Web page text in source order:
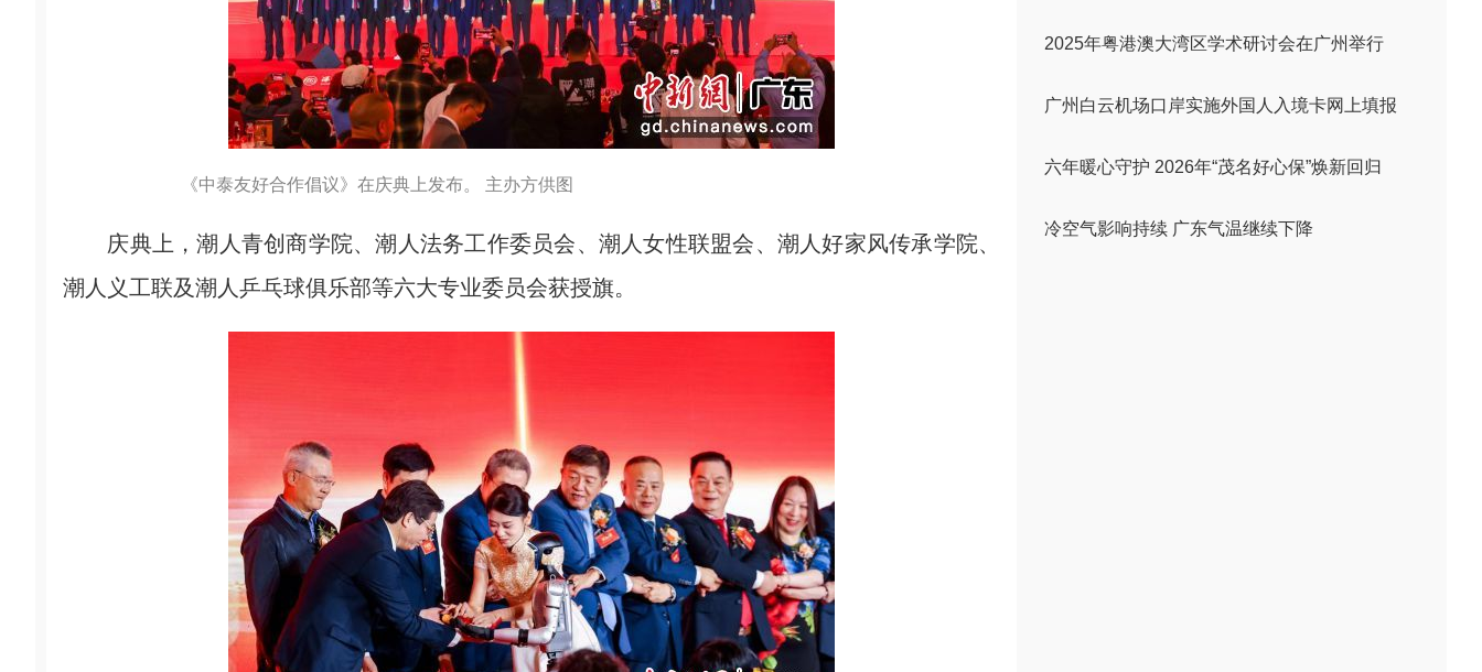
《中泰友好合作倡议》在庆典上发布。 主办方供图
庆典上，潮人青创商学院、潮人法务工作委员会、潮人女性联盟会、潮人好家风传承学院、
潮人义工联及潮人乒乓球俱乐部等六大专业委员会获授旗。
2025年粤港澳大湾区学术研讨会在广州举行
广州白云机场口岸实施外国人入境卡网上填报
六年暖心守护 2026年“茂名好心保”焕新回归
冷空气影响持续 广东气温继续下降